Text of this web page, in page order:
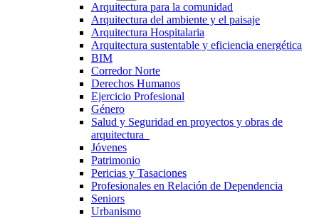
Arquitectura para la comunidad
Arquitectura del ambiente y el paisaje
Arquitectura Hospitalaria
Arquitectura sustentable y eficiencia energética
BIM
Corredor Norte
Derechos Humanos
Ejercicio Profesional
Género
Salud y Seguridad en proyectos y obras de
arquitectura
Jóvenes
Patrimonio
Pericias y Tasaciones
Profesionales en Relación de Dependencia
Seniors
Urbanismo